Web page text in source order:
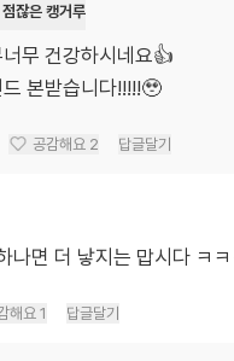
점잖은 캥거루
무 건강하시네요👍
본받습니다!!!!!🥹
공감해요 2 답글달기
나면 더 낳지는 맙시다 ㅋㅋ
해요 1 답글달기